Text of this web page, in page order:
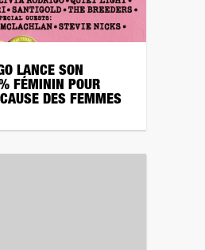
LANCE SON
FÉMININ POUR
DES FEMMES